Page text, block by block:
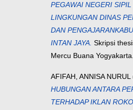
PEGAWAI NEGERI SIPIL
LINGKUNGAN DINAS
DAN
INTAN JAYA. Skripsi
Mercu Buana Yogyakarta.
AFIFAH, ANNISA NURUL
HUBUNGAN ANTARA
TERHADAP IKLAN